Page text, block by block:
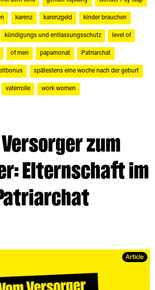
Article
karenz karenzgeld kinder brauchen
kündigungs und entlassungsschutz level of
of men papamonat Patriarchat
spätestens eine woche nach der geburt
vaterrolle work women
Versorger zum
Elternschaft im